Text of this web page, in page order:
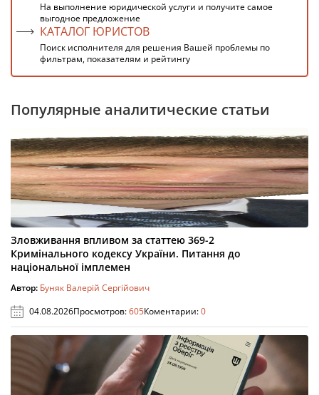
На выполнение юридической услуги и получите самое
выгодное предложение
КАТАЛОГ ЮРИСТОВ
Поиск исполнителя для решения Вашей проблемы по
фильтрам, показателям и рейтингу
Популярные аналитические статьи
Зловживання впливом за статтею 369-2
Кримінального кодексу України. Питання до
національної імплемен
Автор: Буняк Валерій Сергійович
04.08.2026Просмотров:605Коментарии:0